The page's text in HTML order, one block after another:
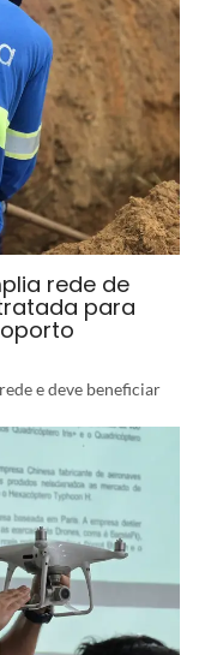
rede de
para
e deve beneficiar